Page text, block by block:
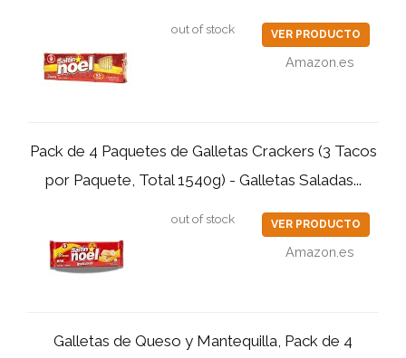
out of stock VER PRODUCTO
Amazon.es
Pack de 4 Paquetes de Galletas Crackers (3 Tacos
por Paquete, Total 1540g) - Galletas Saladas...
out of stock VER PRODUCTO
Amazon.es
Galletas de Queso y Mantequilla, Pack de 4